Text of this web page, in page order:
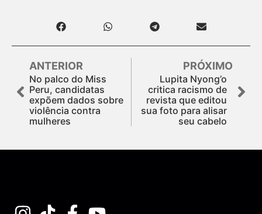
ANTERIOR
No palco do Miss
Peru, candidatas
expõem dados sobre
violência contra
mulheres
PRÓXIMO
Lupita Nyong’o
critica racismo de
revista que editou
sua foto para alisar
seu cabelo